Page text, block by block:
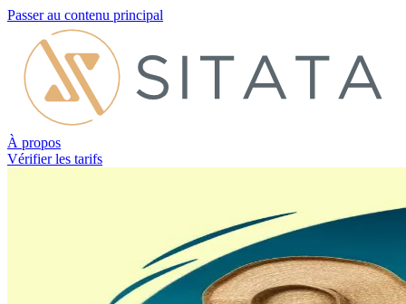
Passer au contenu principal
À propos
Vérifier les tarifs